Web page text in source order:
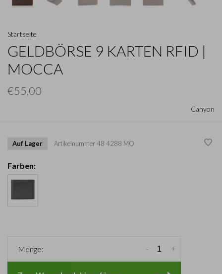
Startseite
GELDBÖRSE 9 KARTEN RFID |
MOCCA
€55,00
Canyon
Auf Lager Artikelnummer48 4288 MO
Farben:
Menge: +
-